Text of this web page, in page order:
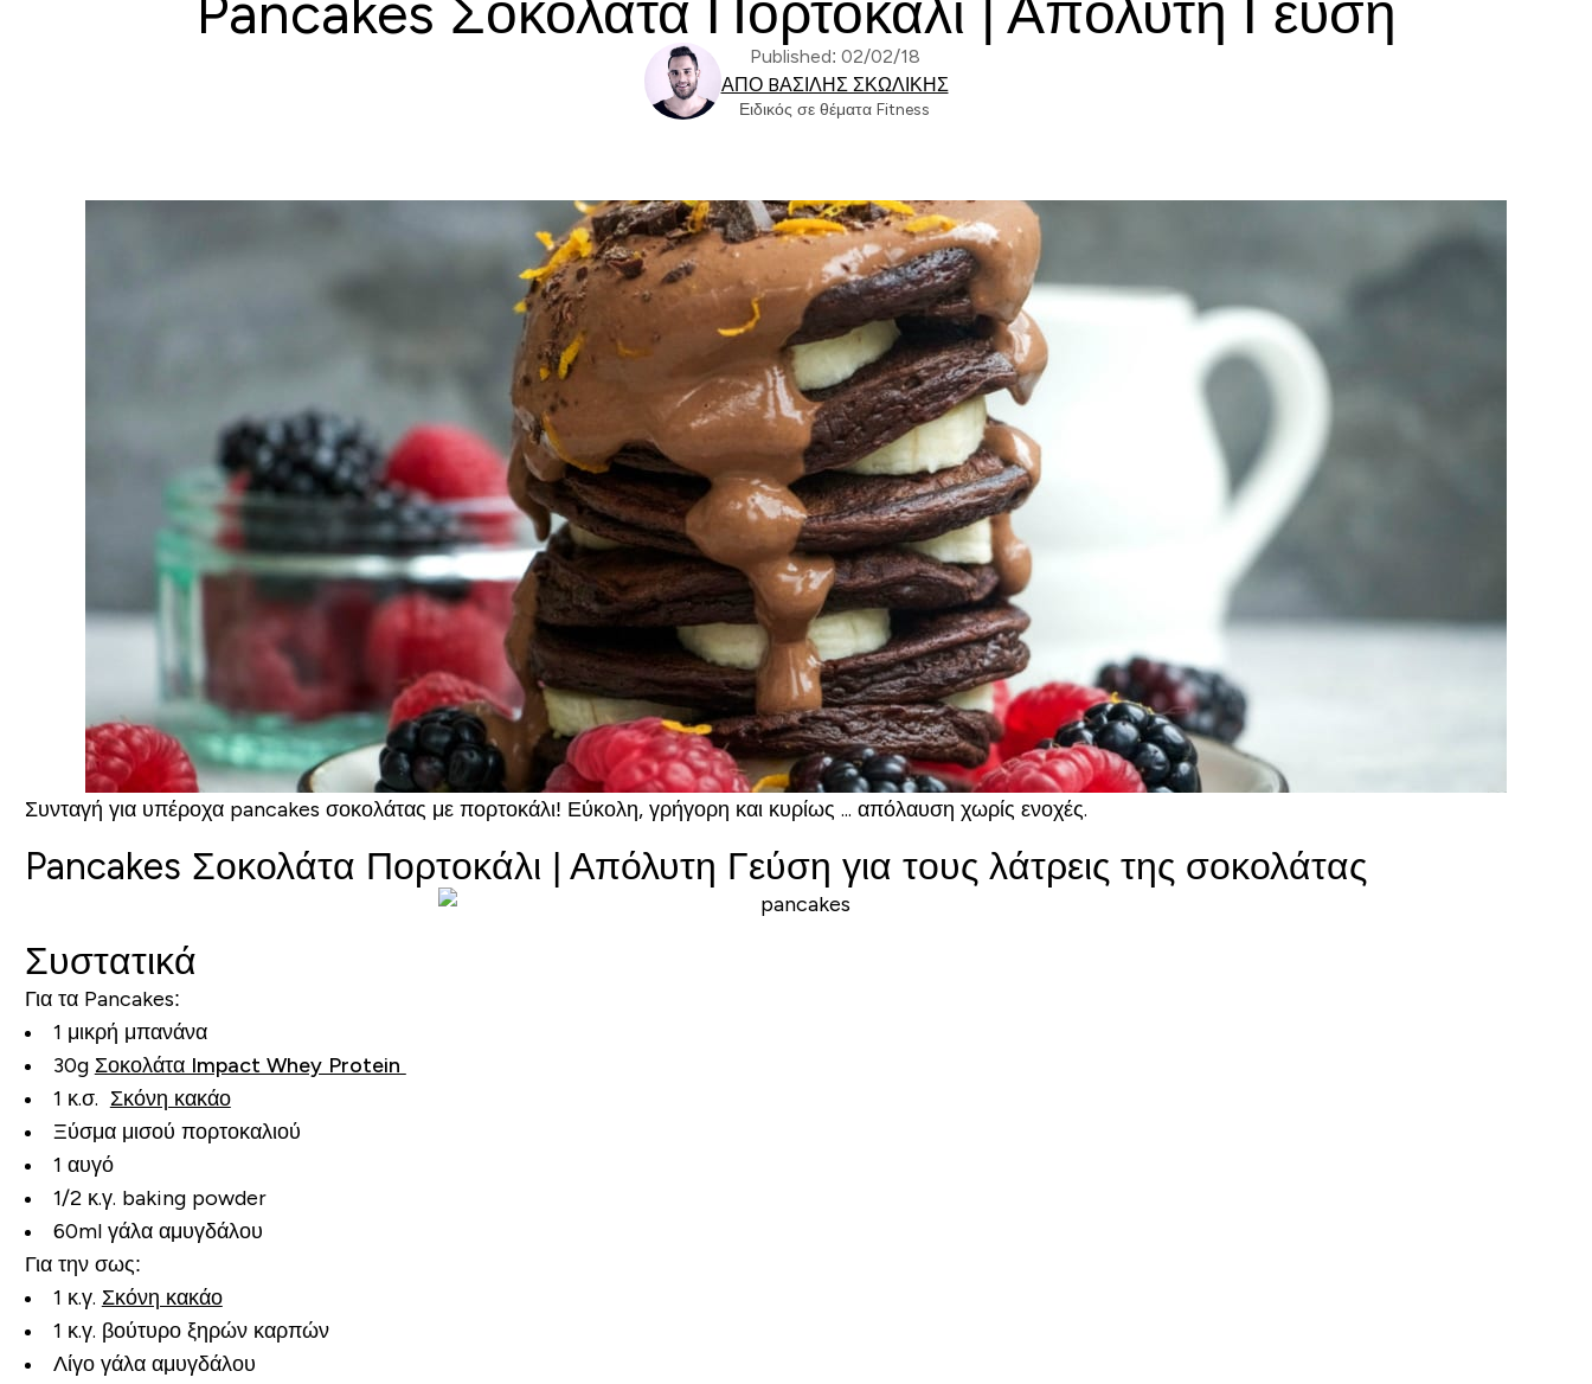
Pancakes Σοκολάτα Πορτοκάλι | Απόλυτη Γεύση
Published: 02/02/18
ΑΠΌ BΑΣΊΛΗΣ ΣΚΩΛΊΚΗΣ
Ειδικός σε θέματα Fitness
Συνταγή για υπέροχα pancakes σοκολάτας με πορτοκάλι! Εύκολη, γρήγορη και κυρίως ... απόλαυση χωρίς ενοχές.
Pancakes Σοκολάτα Πορτοκάλι | Απόλυτη Γεύση για τους λάτρεις της σοκολάτας
Συστατικά
Για τα Pancakes:
1 μικρή μπανάνα
30g Σοκολάτα Impact Whey Protein
1 κ.σ. Σκόνη κακάο
Ξύσμα μισού πορτοκαλιού
1 αυγό
1/2 κ.γ. baking powder
60ml γάλα αμυγδάλου
Για την σως:
1 κ.γ. Σκόνη κακάο
1 κ.γ. βούτυρο ξηρών καρπών
Λίγο γάλα αμυγδάλου